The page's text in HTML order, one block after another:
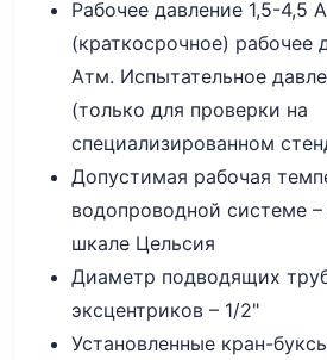
Рабочее давление 1,5-4,5
(краткосрочное) рабочее
Атм. Испытательное
(только для проверки на
специализированном
Допустимая рабочая
водопроводной системе
шкале Цельсия
Диаметр подводящих
эксцентриков – 1/2"
Установленные кран-